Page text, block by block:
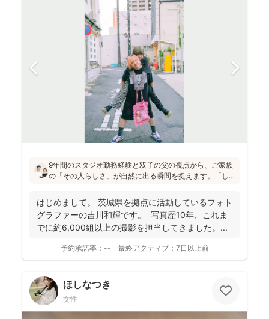
9年間のスタジオ勤務経験と双子の父の視点から、ご家族
の「その人らしさ」が自然に出る瞬間を捉えます。「し
ても「楽しかった！」と気持ちがよみがえる写真を残す
ことを、心がけて活動されていらっしゃいます！
はじめまして。 茨城県を拠点に活動しているフォト
グラファーの吉川和輝です。 写真歴10年、これま
でに約6,000組以上の撮影を担当してきました。 ...
予約承諾率： -- 最終アクティブ： 7日以上前
ほしなつき
女性